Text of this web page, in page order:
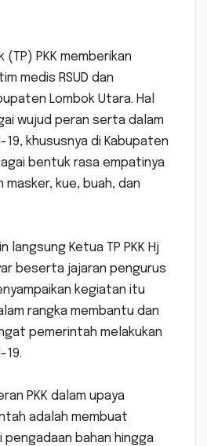
(TP) PKK memberikan
medis RSUD dan
Lombok Utara. Hal
wujud peran serta dalam
khususnya di Kabupaten
bentuk rasa empatinya
masker, kue, buah, dan
langsung Ketua TP PKK Hj
beserta jajaran pengurus
kegiatan itu
rangka membantu dan
pemerintah melakukan
19.
PKK dalam upaya
adalah membuat
pengadaan bahan hingga